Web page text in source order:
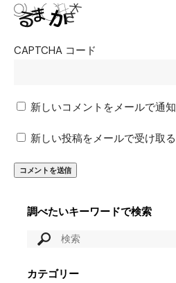
CAPTCHA コード
新しいコメントをメールで通知
新しい投稿をメールで受け取る
調べたいキーワードで検索
カテゴリー